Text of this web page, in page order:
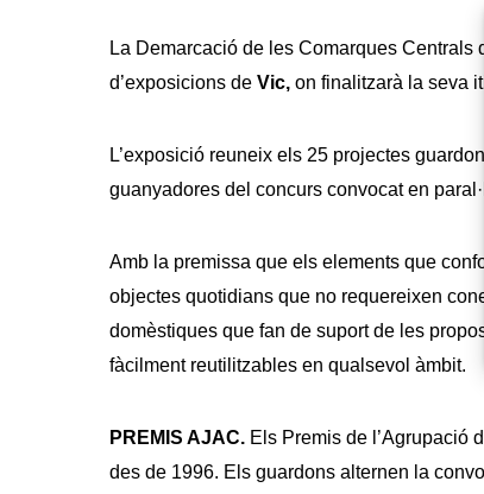
La Demarcació de les Comarques Centrals
d’exposicions de Vic, on finalitzarà la seva
L’exposició reuneix els 25 projectes
guanyadores del concurs convocat en
Amb la premissa que els elements que
objectes quotidians que no requereixen
domèstiques que fan de suport de les
fàcilment reutilitzables en qualsevol àmbit.
PREMIS AJAC. Els Premis de l’Agrupació
des de 1996. Els guardons alternen la